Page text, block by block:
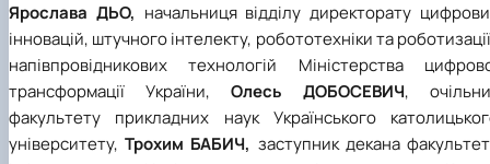
Ярослава ДЬО, начальниця відділу директорату
інновацій, штучного інтелекту, робототехніки та роботизації
напівпровідникових технологій Міністерства
трансформації України, Олесь ДОБОСЕВИЧ,
факультету прикладних наук Українського
університету,Трохим БАБИЧ, заступник декана